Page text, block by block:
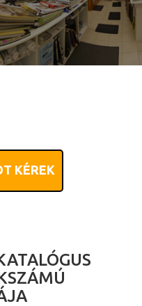
KÉREK